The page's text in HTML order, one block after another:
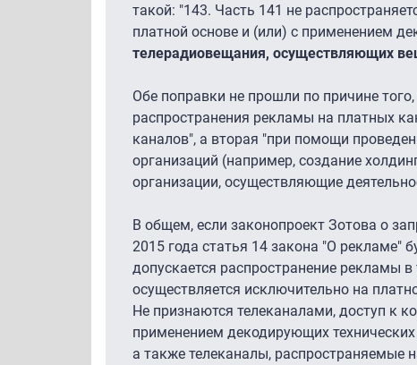
такой: "143. Часть 141 не
платной основе и (или) с применением
телерадиовещания, осуществляющих
Обе поправки не прошли по причине
распространения рекламы на платных
каналов", а вторая "при помощи
организаций (например, создание
организации, осуществляющие
В общем, если законопроект Зотова о
2015 года статья 14 закона "О рекламе"
допускается распространение рекламы
осуществляется исключительно на
Не признаются телеканалами, доступ к
применением декодирующих
а также телеканалы, распространяемые